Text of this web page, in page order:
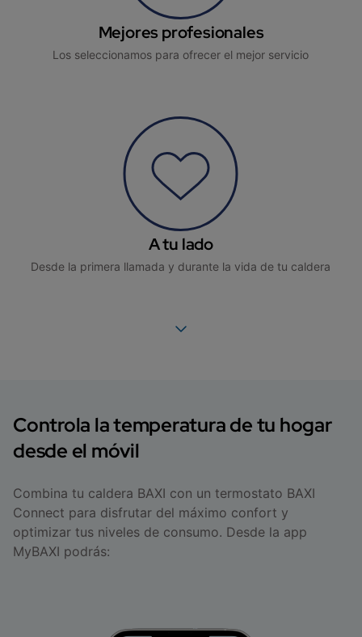
Mejores profesionales
Los seleccionamos para ofrecer el mejor servicio
A tu lado
Desde la primera llamada y durante la vida de tu caldera
Controla la temperatura de tu hogar
desde el móvil
Combina tu caldera BAXI con un termostato BAXI
Connect para disfrutar del máximo confort y
optimizar tus niveles de consumo. Desde la app
MyBAXI podrás: